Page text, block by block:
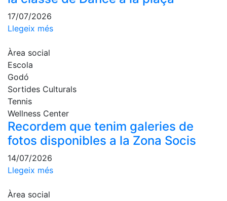
Quadre
d'Honor
Històric
del
Fotos
Normativa
Pàdel
Escola de
Pàdel
Social Pàdel
17/07/2026
Llegeix més
Àrea social
Escola
Godó
Sortides Culturals
Tennis
Wellness Center
Recordem que tenim galeries de
fotos disponibles a la Zona Socis
14/07/2026
Llegeix més
Àrea social